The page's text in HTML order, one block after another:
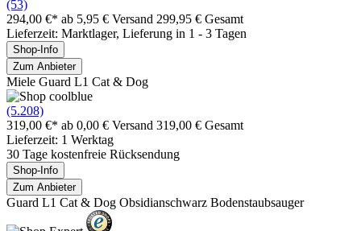
(53)
294,00 €* ab 5,95 € Versand 299,95 € Gesamt
Lieferzeit: Marktlager, Lieferung in 1 - 3 Tagen
Shop-Info
Zum Anbieter
Miele Guard L1 Cat & Dog
(5.208)
319,00 €* ab 0,00 € Versand 319,00 € Gesamt
Lieferzeit: 1 Werktag
30 Tage kostenfreie Rücksendung
Shop-Info
Zum Anbieter
Guard L1 Cat & Dog Obsidianschwarz Bodenstaubsauger